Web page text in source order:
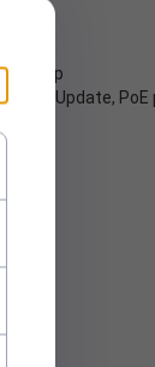
app
Update,